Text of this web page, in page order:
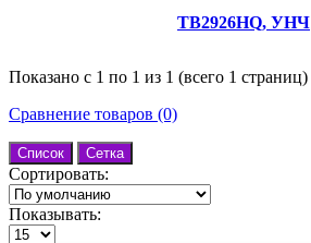
TB2926HQ, УНЧ
Показано с 1 по 1 из 1 (всего 1 страниц)
Сравнение товаров (0)
Список Сетка
Сортировать:
Показывать: